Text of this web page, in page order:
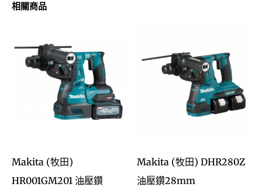
相關商品
Makita (牧田)
HR001GM201 油壓鑽
Makita (牧田) DHR280Z
油壓鑽28mm